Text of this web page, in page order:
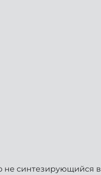
не синтезирующийся в